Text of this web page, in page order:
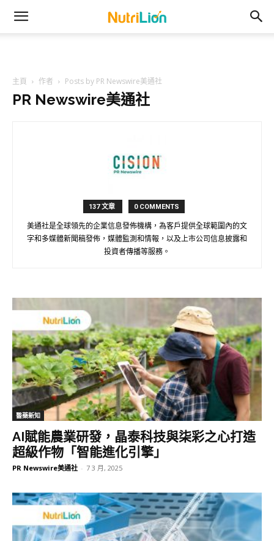
主頁 作者 Posts by PR Newswire美通社
PR Newswire美通社
137 文章 0 COMMENTS
美通社是全球領先的企業信息發佈機構，為客戶提供全球範圍內的文
字和多媒體新聞稿發佈，媒體監測和情報，以及上市公司信息披露和
投資者傳播等服務。
醫藥新知
AI賦能農業研發，晶泰科技與柒彩之心打造
超級作物「智能進化引擎」
PR Newswire美通社 - 7 3 月, 2025